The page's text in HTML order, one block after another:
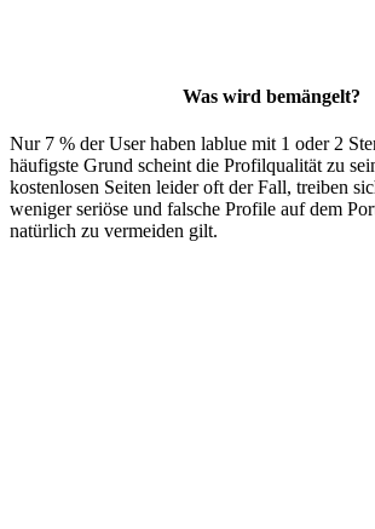
Was wird bemängelt?
Nur 7 % der User haben lablue mit 1 oder 2
häufigste Grund scheint die Profilqualität zu
kostenlosen Seiten leider oft der Fall, treiben
weniger seriöse und falsche Profile auf dem
natürlich zu vermeiden gilt.